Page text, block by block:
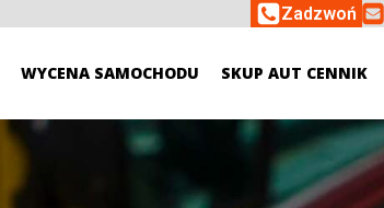
Zadzwoń
WYCENA SAMOCHODU SKUP AUT CENNIK